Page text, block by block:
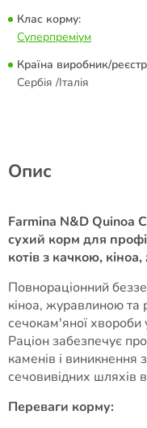
Клас корму:
Суперпреміум
Країна виробник/
Сербія /Італія
Опис
Farmina N&D Quinoa
сухий корм для
котів з качкою,
Повнораціонний
кіноа, журавлиною
сечокам'яної хвороби
Раціон забезпечує
каменів і виникнення
сечовивідних шляхів
Переваги корму: